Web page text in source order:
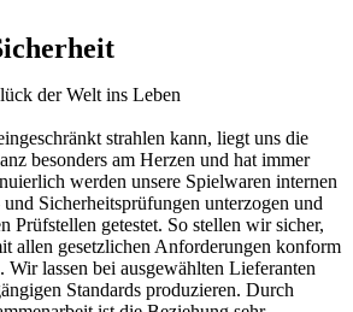
der Welt ins Leben
strahlen kann, liegt uns die
besonders am Herzen und hat immer
werden unsere Spielwaren internen
Sicherheitsprüfungen unterzogen und
Prüfstellen getestet. So stellen wir sicher,
allen gesetzlichen Anforderungen konform
Wir lassen bei ausgewählten Lieferanten
Standards produzieren. Durch